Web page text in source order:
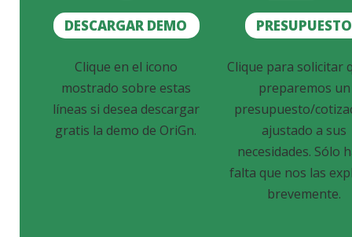
DESCARGAR DEMO PRESUPUESTO
Clique en el icono
mostrado sobre estas
líneas si desea descargar
gratis la demo de OriGn.
Clique para solicitar
preparemos un
presupuesto/
ajustado a sus
necesidades. Sólo
falta que nos las
brevemente.